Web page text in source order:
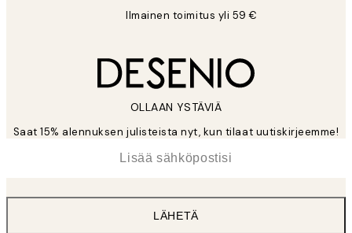
Ilmainen toimitus yli 59 €
OLLAAN YSTÄVIÄ
Saat 15% alennuksen julisteista nyt, kun tilaat uutiskirjeemme!
LÄHETÄ